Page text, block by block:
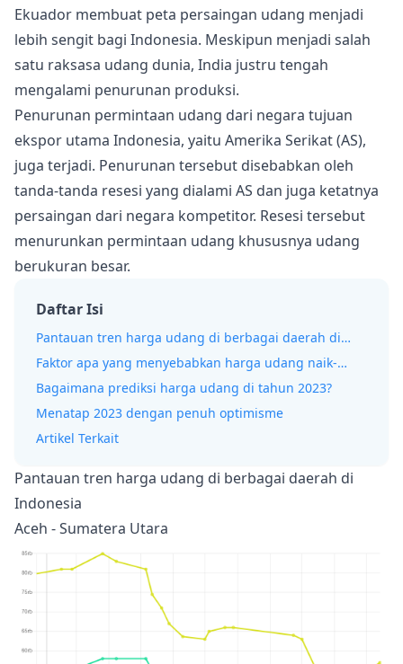
Ekuador membuat peta persaingan udang menjadi
lebih sengit bagi Indonesia. Meskipun menjadi salah
satu raksasa udang dunia, India justru tengah
mengalami penurunan produksi.
Penurunan permintaan udang dari negara tujuan
ekspor utama Indonesia, yaitu Amerika Serikat (AS),
juga terjadi. Penurunan tersebut disebabkan oleh
tanda-tanda resesi yang dialami AS dan juga ketatnya
persaingan dari negara kompetitor. Resesi tersebut
menurunkan permintaan udang khususnya udang
berukuran besar.
Daftar Isi
Pantauan tren harga udang di berbagai daerah di
Indonesia
Faktor apa yang menyebabkan harga udang naik-
turun akhir-akhir ini?
Bagaimana prediksi harga udang di tahun 2023?
Menatap 2023 dengan penuh optimisme
Artikel Terkait
Pantauan tren harga udang di berbagai daerah di
Indonesia
Aceh - Sumatera Utara